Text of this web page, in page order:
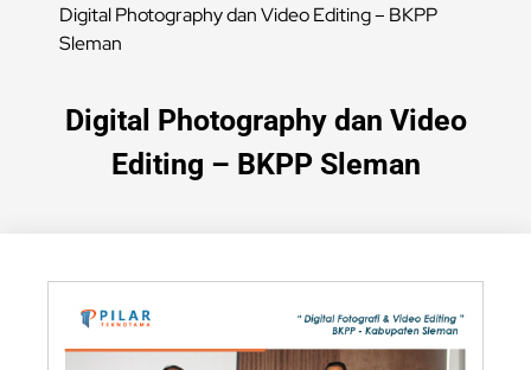
Digital Photography dan Video Editing – BKPP
Sleman
Digital Photography dan Video
Editing – BKPP Sleman